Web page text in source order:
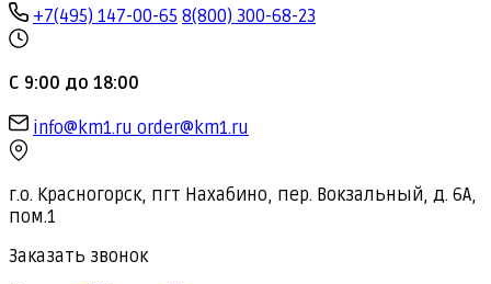
+7(495) 147-00-65 8(800) 300-68-23
С 9:00 до 18:00
info@km1.ru order@km1.ru
г.о. Красногорск, пгт Нахабино, пер. Вокзальный, д. 6А,
пом.1
Заказать звонок